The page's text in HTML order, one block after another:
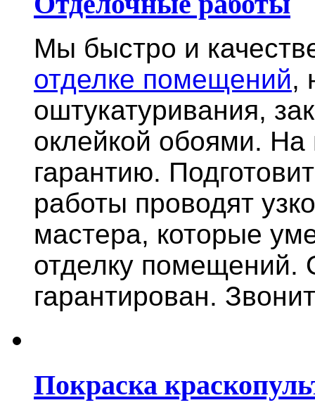
Мы быстро и
отделке помещений,
оштукатуривания,
оклейкой обоями.
гарантию.
работы проводят
мастера, которые
отделку помещений.
гарантирован.
Покраска